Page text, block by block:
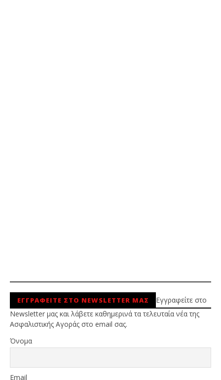
ΕΓΓΡΑΦΕΙΤΕ ΣΤΟ NEWSLETTER ΜΑΣ
Εγγραφείτε στο
Newsletter μας και λάβετε καθημερινά τα τελευταία νέα της
Ασφαλιστικής Αγοράς στο email σας.
Όνομα
Email